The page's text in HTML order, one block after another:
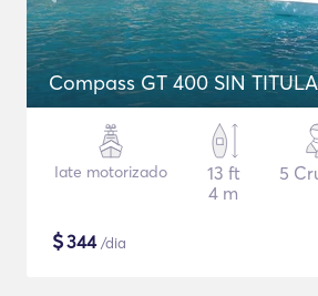
Compass GT 400 SIN
Iate motorizado
13 ft
4 m
5
$344/dia